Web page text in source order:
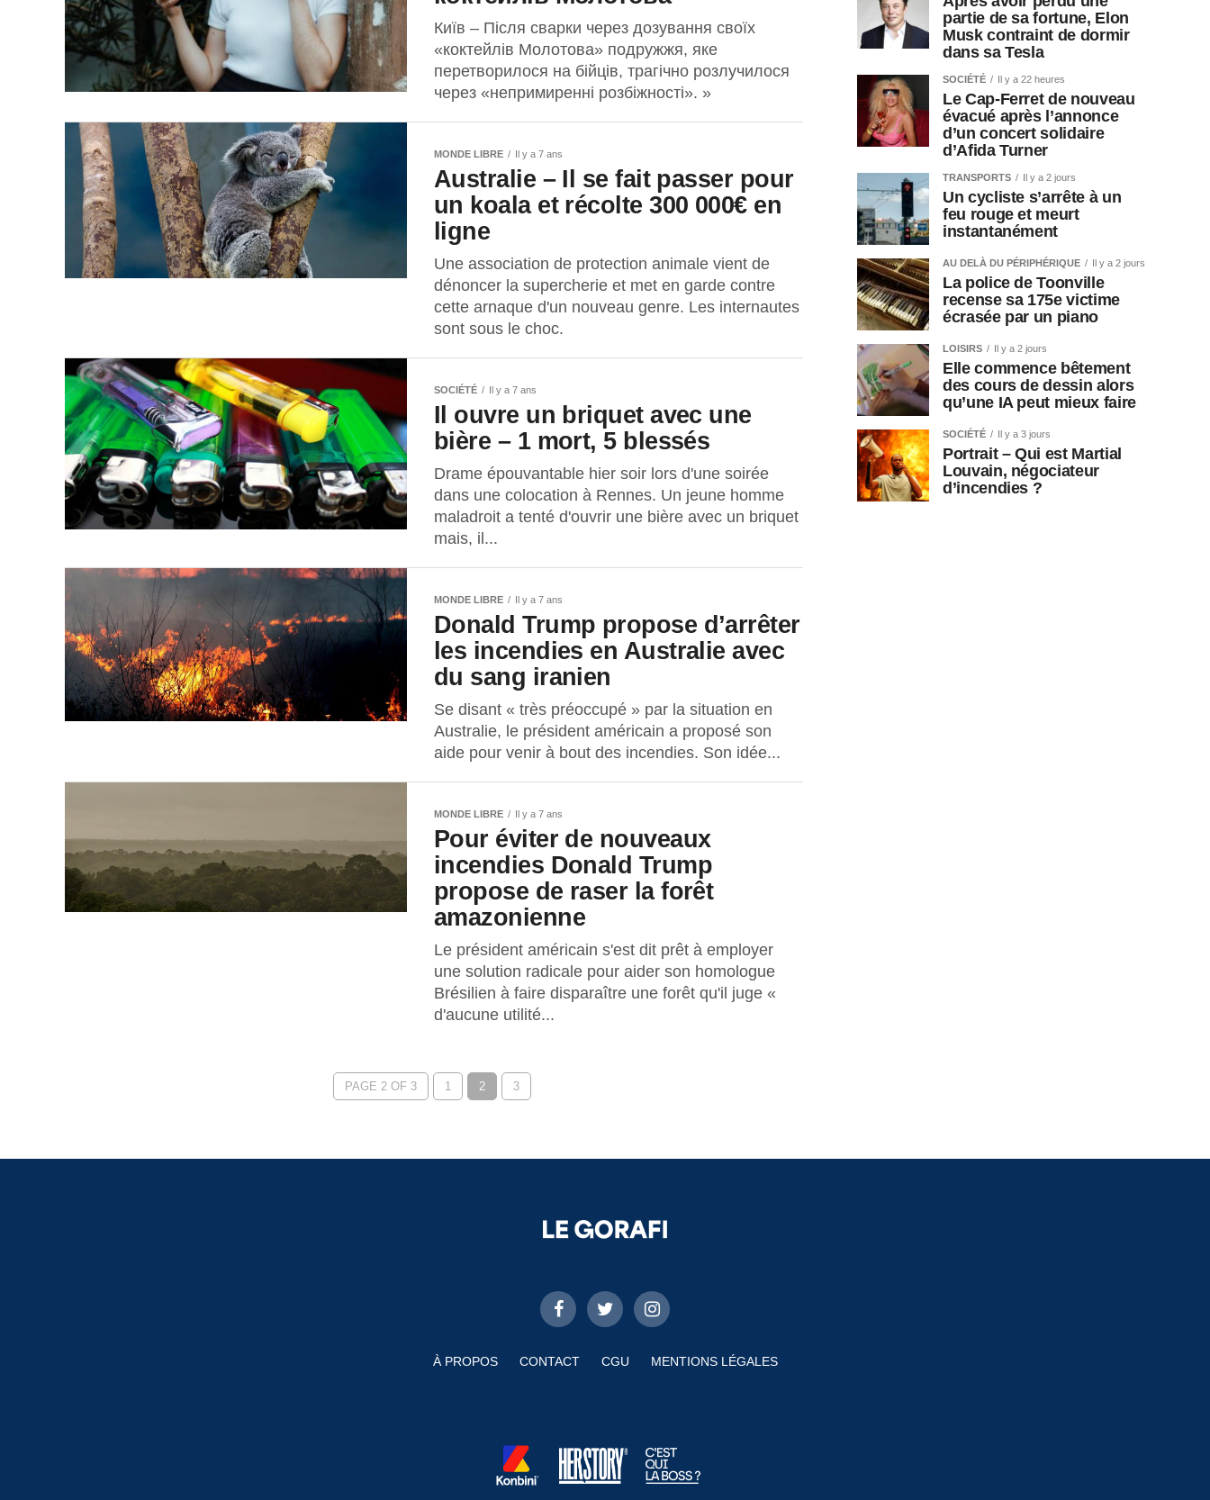
Київ – Після сварки через дозування своїх
«коктейлів Молотова» подружжя, яке
перетворилося на бійців, трагічно розлучилося
через «непримиренні розбіжності». »
MONDE LIBRE Il y a 7 ans
Australie – Il se fait passer pour
un koala et récolte 300 000€ en
ligne
Une association de protection animale vient de
dénoncer la supercherie et met en garde contre
cette arnaque d'un nouveau genre. Les internautes
sont sous le choc.
SOCIÉTÉ Il y a 7 ans
Il ouvre un briquet avec une
bière – 1 mort, 5 blessés
Drame épouvantable hier soir lors d'une soirée
dans une colocation à Rennes. Un jeune homme
maladroit a tenté d'ouvrir une bière avec un briquet
mais, il...
MONDE LIBRE Il y a 7 ans
Donald Trump propose d’arrêter
les incendies en Australie avec
du sang iranien
Se disant « très préoccupé » par la situation en
Australie, le président américain a proposé son
aide pour venir à bout des incendies. Son idée...
MONDE LIBRE Il y a 7 ans
Pour éviter de nouveaux
incendies Donald Trump
propose de raser la forêt
amazonienne
Le président américain s'est dit prêt à employer
une solution radicale pour aider son homologue
Brésilien à faire disparaître une forêt qu'il juge «
d'aucune utilité...
PAGE 2 OF 3 1 2 3
partie de sa fortune, Elon
Musk contraint de dormir
dans sa Tesla
SOCIÉTÉ Il y a 22 heures
Le Cap-Ferret de nouveau
évacué après l’annonce
d’un concert solidaire
d’Afida Turner
TRANSPORTS Il y a 2 jours
Un cycliste s’arrête à un
feu rouge et meurt
instantanément
AU DELÀ DU PÉRIPHÉRIQUE Il y a 2 jours
La police de Toonville
recense sa 175e victime
écrasée par un piano
LOISIRS Il y a 2 jours
Elle commence bêtement
des cours de dessin alors
qu’une IA peut mieux faire
SOCIÉTÉ Il y a 3 jours
Portrait – Qui est Martial
Louvain, négociateur
d’incendies ?
À PROPOS CONTACT CGU MENTIONS LÉGALES